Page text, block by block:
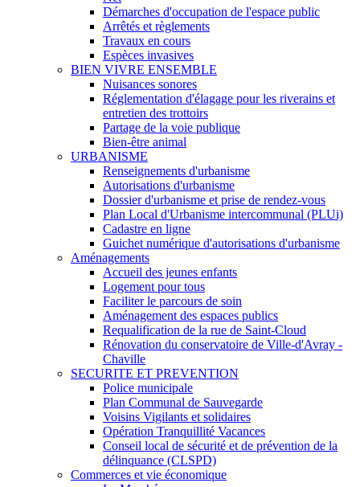
Démarches d'occupation de l'espace public
Arrêtés et règlements
Travaux en cours
Espèces invasives
BIEN VIVRE ENSEMBLE
Nuisances sonores
Réglementation d'élagage pour les riverains et
entretien des trottoirs
Partage de la voie publique
Bien-être animal
URBANISME
Renseignements d'urbanisme
Autorisations d'urbanisme
Dossier d'urbanisme et prise de rendez-vous
Plan Local d'Urbanisme intercommunal (PLUi)
Cadastre en ligne
Guichet numérique d'autorisations d'urbanisme
Aménagements
Accueil des jeunes enfants
Logement pour tous
Faciliter le parcours de soin
Aménagement des espaces publics
Requalification de la rue de Saint-Cloud
Rénovation du conservatoire de Ville-d'Avray -
Chaville
SECURITE ET PREVENTION
Police municipale
Plan Communal de Sauvegarde
Voisins Vigilants et solidaires
Opération Tranquillité Vacances
Conseil local de sécurité et de prévention de la
délinquance (CLSPD)
Commerces et vie économique